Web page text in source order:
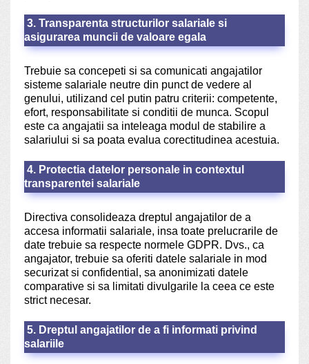
3. Transparenta structurilor salariale si
asigurarea muncii de valoare egala
Trebuie sa concepeti si sa comunicati angajatilor
sisteme salariale neutre din punct de vedere al
genului, utilizand cel putin patru criterii: competente,
efort, responsabilitate si conditii de munca. Scopul
este ca angajatii sa inteleaga modul de stabilire a
salariului si sa poata evalua corectitudinea acestuia.
4. Protectia datelor personale in contextul
transparentei salariale
Directiva consolideaza dreptul angajatilor de a
accesa informatii salariale, insa toate prelucrarile de
date trebuie sa respecte normele GDPR. Dvs., ca
angajator, trebuie sa oferiti datele salariale in mod
securizat si confidential, sa anonimizati datele
comparative si sa limitati divulgarile la ceea ce este
strict necesar.
5. Dreptul angajatilor de a fi informati privind
salariile